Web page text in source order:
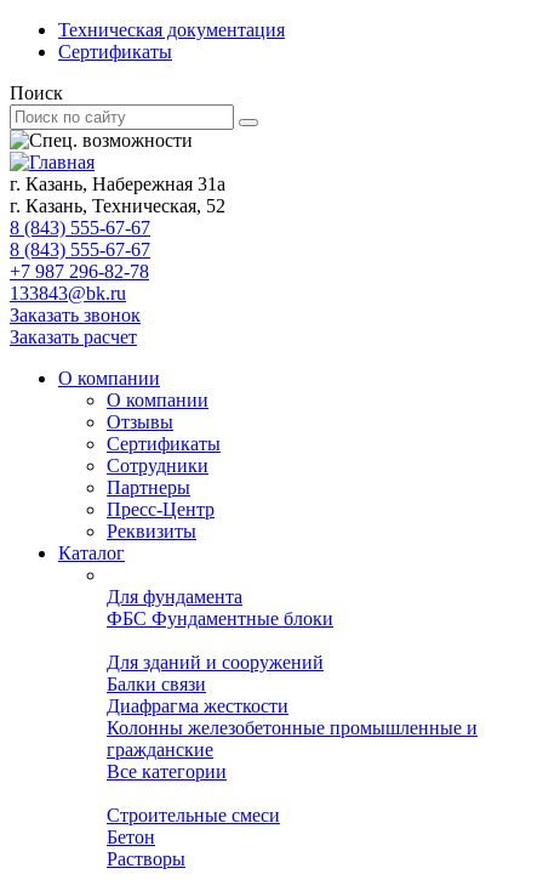
Техническая документация
Сертификаты
Поиск
г. Казань, Набережная 31а
г. Казань, Техническая, 52
8 (843) 555-67-67
8 (843) 555-67-67
+7 987 296-82-78
133843@bk.ru
Заказать звонок
Заказать расчет
О компании
О компании
Отзывы
Сертификаты
Сотрудники
Партнеры
Пресс-Центр
Реквизиты
Каталог
Для фундамента
ФБС Фундаментные блоки
Для зданий и сооружений
Балки связи
Диафрагма жесткости
Колонны железобетонные промышленные и
гражданские
Все категории
Строительные смеси
Бетон
Растворы